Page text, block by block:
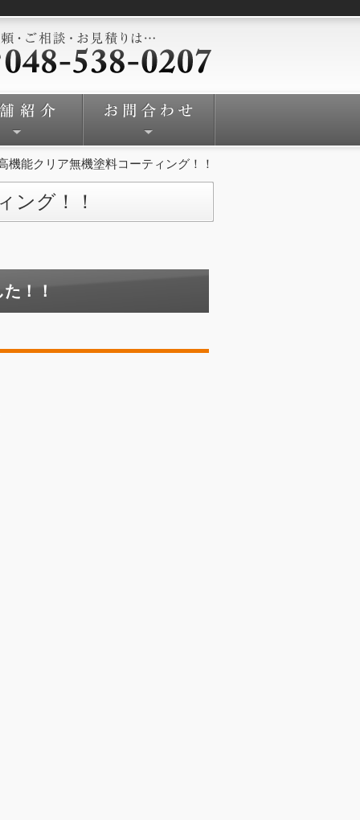
機能クリア無機塗料コーティング！！
ング！！
！！